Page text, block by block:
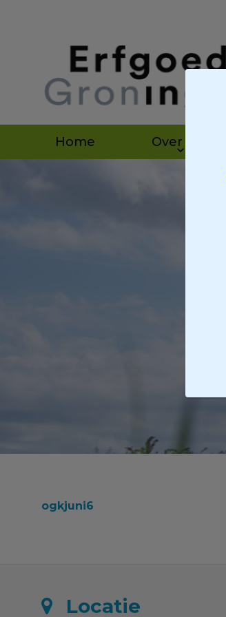
Home Over ons
ogkjuni6
Locatie